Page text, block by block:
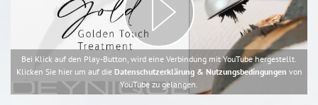
Bei Klick auf den Play-Button, wird eine Verbindung mit YouTube hergestellt.
Klicken Sie hier um auf die Datenschutzerklärung & Nutzungsbedingungen von
YouTube zu gelangen.